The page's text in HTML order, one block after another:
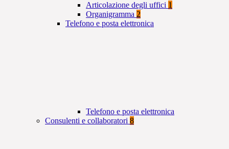
Articolazione degli uffici 1
Organigramma 2
Telefono e posta elettronica
Telefono e posta elettronica
Consulenti e collaboratori 8